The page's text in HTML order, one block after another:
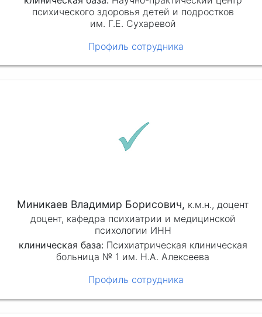
психического здоровья детей и подростков
им. Г.Е. Сухаревой
Профиль сотрудника
Миникаев Владимир Борисович, к.м.н., доцент
доцент, кафедра психиатрии и медицинской
психологии ИНН
клиническая база: Психиатрическая клиническая
больница № 1 им. Н.А. Алексеева
Профиль сотрудника